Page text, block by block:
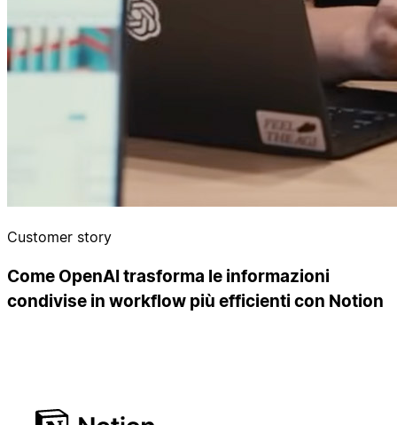
Customer story
Come OpenAI trasforma le informazioni
condivise in workflow più efficienti con Notion